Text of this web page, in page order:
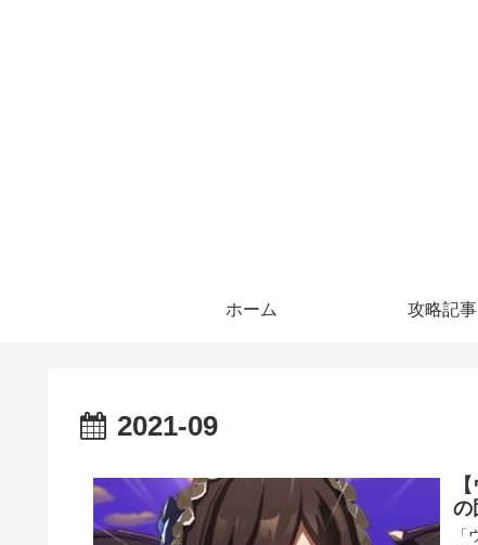
ホーム 攻略記事
2021-09
の